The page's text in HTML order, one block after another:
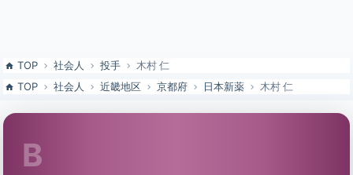
TOP 社会人 投手
木村 仁
TOP
社会人 近畿地区 京都府 日本新薬 木村 仁
B